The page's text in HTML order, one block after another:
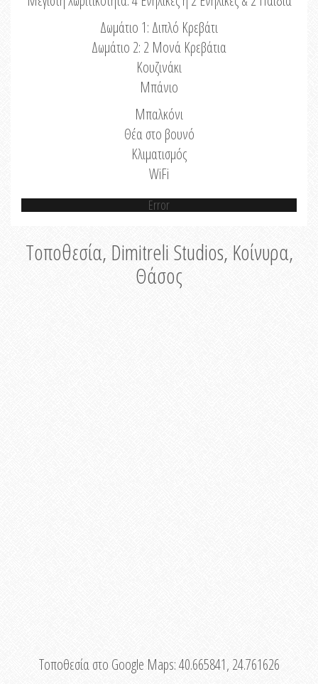
Δωμάτιο 1: Διπλό Κρεβάτι
Δωμάτιο 2: 2 Μονά Κρεβάτια
Κουζινάκι
Μπάνιο
Μπαλκόνι
Θέα στο βουνό
Κλιματισμός
WiFi
Error
Τοποθεσία, Dimitreli Studios, Κοίνυρα,
Θάσος
Τοποθεσία στο Google Maps:40.665841, 24.761626